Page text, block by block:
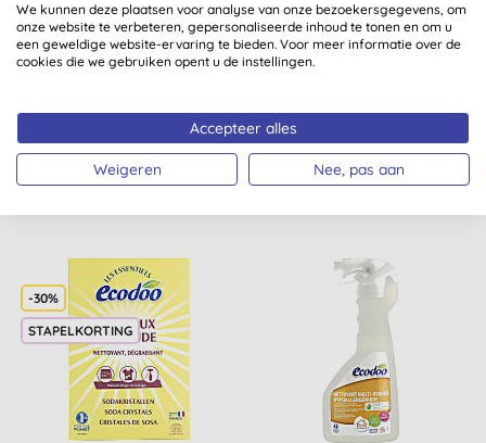
Ecodoo Anti-Kalk Spray
€ 7,76 KOPEN
Ecodoo Citrus Magic
€ 11,33 KOPEN
-30%
STAPELKORTING
We kunnen deze plaatsen voor analyse van onze bezoekersgegevens, om
onze website te verbeteren, gepersonaliseerde inhoud te tonen en om u
een geweldige website-ervaring te bieden. Voor meer informatie over de
cookies die we gebruiken opent u de instellingen.
Accepteer alles
Weigeren Nee, pas aan